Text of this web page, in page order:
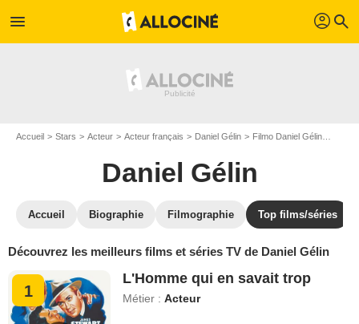
menu profil search
Accueil Stars Acteur Acteur français Daniel Gélin Filmo Daniel Gélin
Daniel Gélin
Accueil Biographie Filmographie Top films/séries
Découvrez les meilleurs films et séries TV de Daniel Gélin
1
L'Homme qui en savait trop
Métier :Acteur